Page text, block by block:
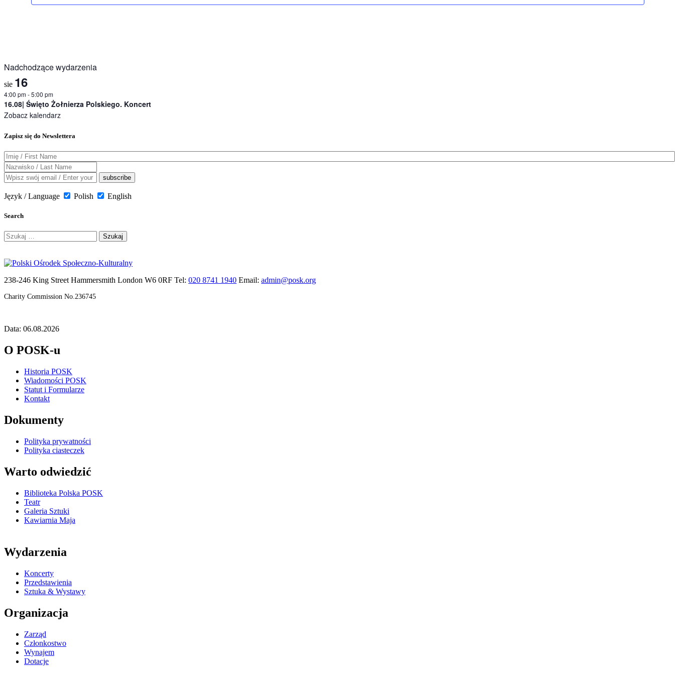
Nadchodzące wydarzenia
sie 16
4:00 pm-5:00 pm
16.08| Święto Żołnierza Polskiego. Koncert
Zobacz kalendarz
Zapisz się do Newslettera
Język / Language Polish English
Search
Szukaj:
238-246 King Street Hammersmith London W6 0RF Tel: 020 8741 1940 Email: admin@posk.org
Charity Commission No.236745
Data: 06.08.2026
O POSK-u
Historia POSK
Wiadomości POSK
Statut i Formularze
Kontakt
Dokumenty
Polityka prywatności
Polityka ciasteczek
Warto odwiedzić
Biblioteka Polska POSK
Teatr
Galeria Sztuki
Kawiarnia Maja
Wydarzenia
Koncerty
Przedstawienia
Sztuka & Wystawy
Organizacja
Zarząd
Członkostwo
Wynajem
Dotacje